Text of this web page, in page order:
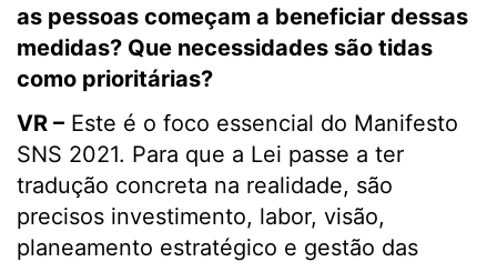
as pessoas começam a beneficiar dessas
medidas? Que necessidades são tidas
como prioritárias?
VR – Este é o foco essencial do Manifesto
SNS 2021. Para que a Lei passe a ter
tradução concreta na realidade, são
precisos investimento, labor, visão,
planeamento estratégico e gestão das